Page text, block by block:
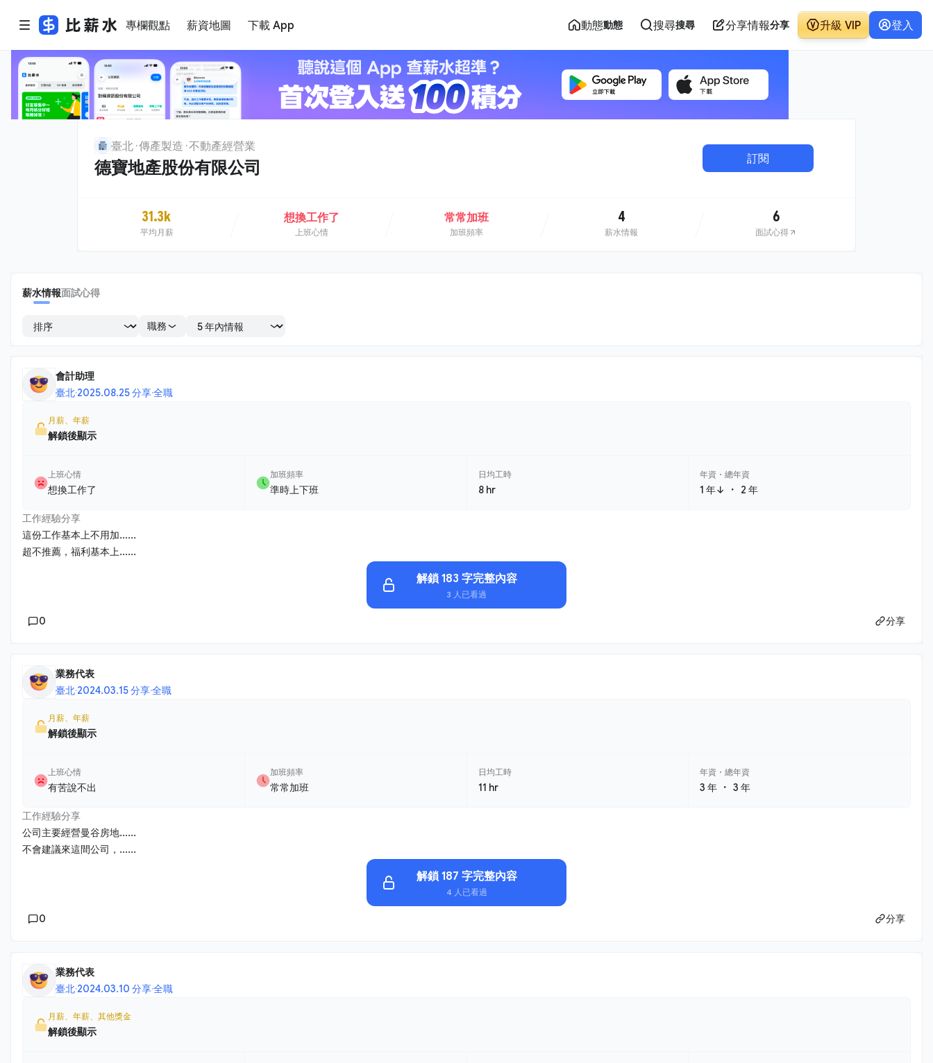
專欄觀點 薪資地圖 下載 App 動態動態 搜尋搜尋 分享情報分享 升級 VIP 登入
臺北 傳產製造 不動產經營業
德寶地產股份有限公司 訂閱
31.3k
平均月薪
想換工作了
上班心情
常常加班
加班頻率
4
薪水情報
6
面試心得
薪水情報面試心得
職務
會計助理
臺北·2025.08.25 分享·全職
月薪、年薪
解鎖後顯示
上班心情
想換工作了
加班頻率
準時上下班
日均工時
8 hr
年資・總年資
1 年↓ ・ 2 年
工作經驗分享
這份工作基本上不用加......
超不推薦，福利基本上......
解鎖 183 字完整內容
3 人已看過
0 分享
業務代表
臺北·2024.03.15 分享·全職
月薪、年薪
解鎖後顯示
上班心情
有苦說不出
加班頻率
常常加班
日均工時
11 hr
年資・總年資
3 年 ・3 年
工作經驗分享
公司主要經營曼谷房地......
不會建議來這間公司，......
解鎖 187 字完整內容
4 人已看過
0 分享
業務代表
臺北·2024.03.10 分享·全職
月薪、年薪、其他獎金
解鎖後顯示